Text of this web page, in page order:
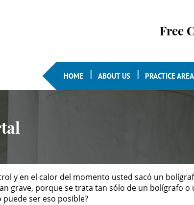
Free
HOME ABOUT US PRACTICE
y en el calor del momento usted sacó un
grave, porque se trata tan sólo de un bolígrafo
ser eso posible?